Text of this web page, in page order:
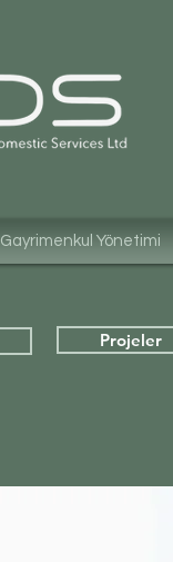
Gayrimenkul Yönetimi
Projeler